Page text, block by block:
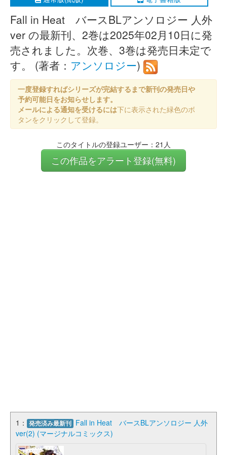
Fall in Heat バースBLアンソロジー 人外
ver の最新刊、2巻は2025年02月10日に発
売されました。次巻、3巻は発売日未定で
す。 (著者： アンソロジー)
一度登録すればシリーズが完結するまで新刊の発売日や
予約可能日をお知らせします。
メールによる通知を受けるには下に表示された緑色のボ
タンをクリックして登録。
このタイトルの登録ユーザー：21人
この作品をアラート登録(無料)
1： 発売済み最新刊 Fall in Heat バースBLアンソロジー 人外
ver(2) (マージナルコミックス)